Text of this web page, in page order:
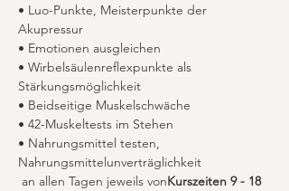
• Luo-Punkte, Meisterpunkte der
Akupressur
• Emotionen ausgleichen
• Wirbelsäulenreflexpunkte als
Stärkungsmöglichkeit
• Beidseitige Muskelschwäche
• 42-Muskeltests im Stehen
• Nahrungsmittel testen,
Nahrungsmittelunverträglichkeit
an allen Tagen jeweils vonKurszeiten 9 - 18